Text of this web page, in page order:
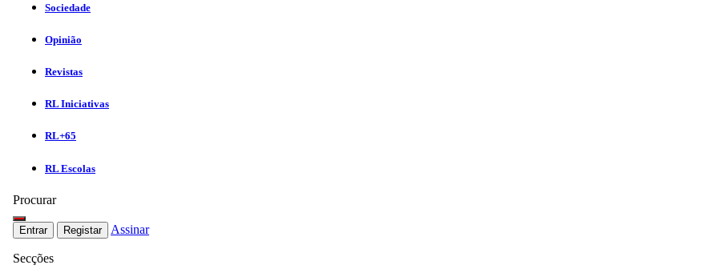
Sociedade
Opinião
Revistas
RL Iniciativas
RL+65
RL Escolas
Procurar
Entrar Registar Assinar
Secções